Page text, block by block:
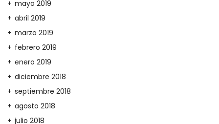
mayo 2019
abril 2019
marzo 2019
febrero 2019
enero 2019
diciembre 2018
septiembre 2018
agosto 2018
julio 2018